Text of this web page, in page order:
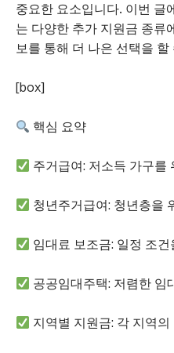
중요한 요소입니다. 이번 글
는 다양한 추가 지원금 종류
보를 통해 더 나은 선택을
[box]
핵심 요약
주거급여: 저소득 가구를
청년주거급여: 청년층을
임대료 보조금: 일정 조
공공임대주택: 저렴한 임
지역별 지원금: 각 지역